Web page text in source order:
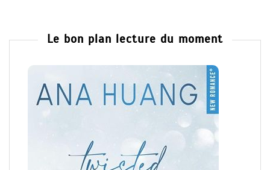
Le bon plan lecture du moment